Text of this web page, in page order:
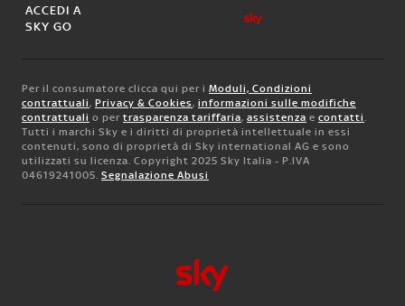
ACCEDI A
SKY GO
Per il consumatore clicca qui per i Moduli, Condizioni
contrattuali, Privacy & Cookies, informazioni sulle modifiche
contrattuali o per trasparenza tariffaria, assistenza e contatti.
Tutti i marchi Sky e i diritti di proprietà intellettuale in essi
contenuti, sono di proprietà di Sky international AG e sono
utilizzati su licenza. Copyright 2025 Sky Italia - P.IVA
04619241005. Segnalazione Abusi